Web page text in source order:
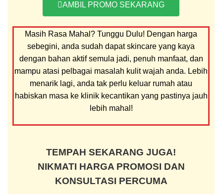
AMBIL PROMO SEKARANG
Masih Rasa Mahal? Tunggu Dulu! Dengan harga
sebegini, anda sudah dapat skincare yang kaya
dengan bahan aktif semula jadi, penuh manfaat, dan
mampu atasi pelbagai masalah kulit wajah anda. Lebih
menarik lagi, anda tak perlu keluar rumah atau
habiskan masa ke klinik kecantikan yang pastinya jauh
lebih mahal!
TEMPAH SEKARANG JUGA!
NIKMATI HARGA PROMOSI DAN
KONSULTASI PERCUMA